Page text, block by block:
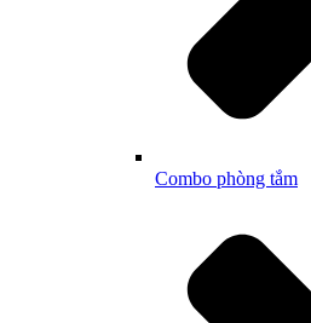
Combo phòng tắm